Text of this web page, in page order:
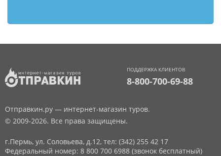
ПОДДЕРЖКА КЛИЕНТОВ
8-800-700-69-88
Отправкин.ру — интернет-магазин туров.
© 2009-2026. Все права защищены.
г.Пермь, ул. Соловьева, д.12, тел: (342) 255 42 17
Федеральный номер: 8 800 700 6988 (звонок бесплатный)